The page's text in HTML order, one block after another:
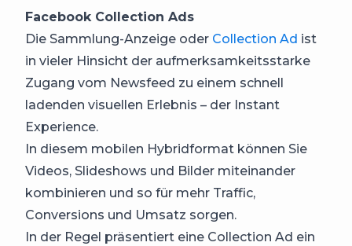
Facebook Collection Ads
Die Sammlung-Anzeige oder Collection Ad ist
in vieler Hinsicht der aufmerksamkeitsstarke
Zugang vom Newsfeed zu einem schnell
ladenden visuellen Erlebnis – der Instant
Experience.
In diesem mobilen Hybridformat können Sie
Videos, Slideshows und Bilder miteinander
kombinieren und so für mehr Traffic,
Conversions und Umsatz sorgen.
In der Regel präsentiert eine Collection Ad ein